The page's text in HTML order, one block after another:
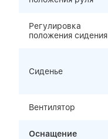
Регулировка
положения сидения
Сиденье
Вентилятор
Оснащение